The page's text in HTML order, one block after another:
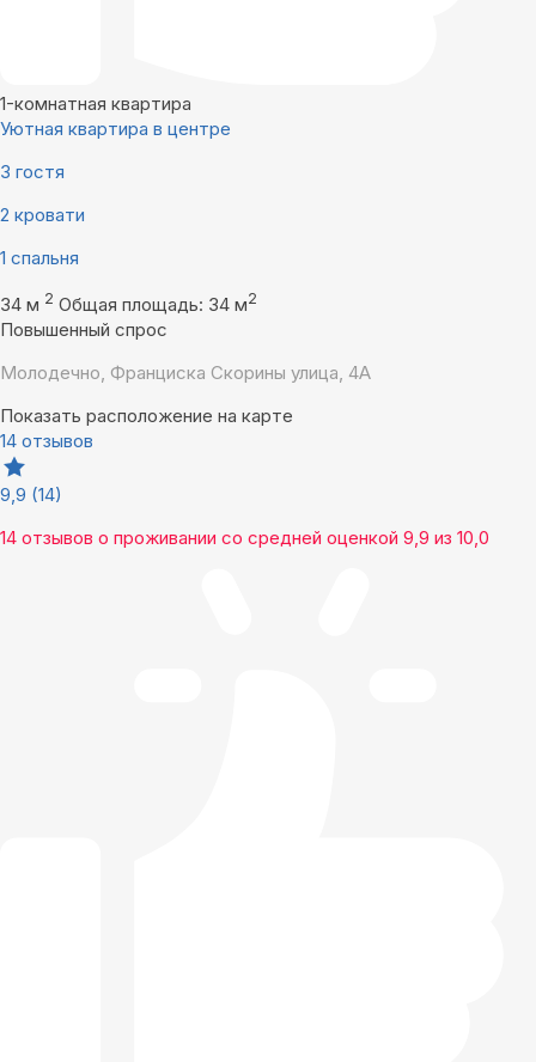
1-комнатная квартира
Уютная квартира в центре
3 гостя
2 кровати
1 спальня
34 м 2 Общая площадь: 34 м2
Повышенный спрос
Молодечно, Франциска Скорины улица, 4А
Показать расположение на карте
14 отзывов
9,9 (14)
14 отзывов о проживании со средней оценкой 9,9 из 10,0